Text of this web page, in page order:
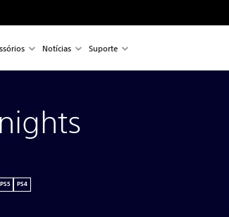
Notícias Suporte
PS5 PS4